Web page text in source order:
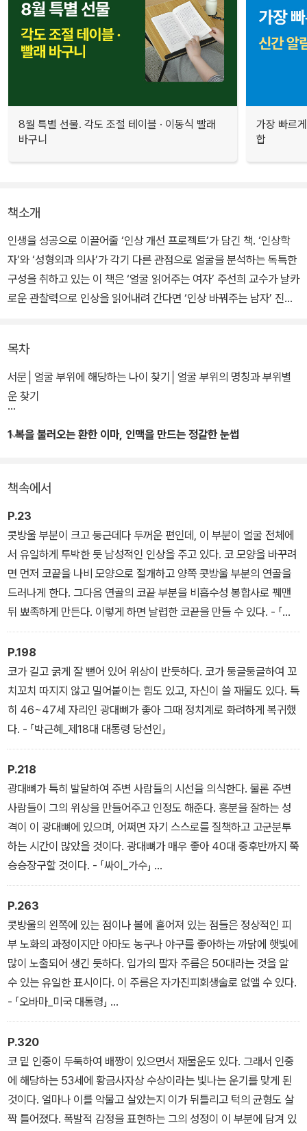
8월 특별 선물. 각도 조절 테이블 · 이동식 빨래
바구니
가장 빠르
합
책소개
인생을 성공으로 이끌어줄 ‘인상 개선 프로젝트’가 담긴 책. ‘인상학
자’와 ‘성형외과 의사’가 각기 다른 관점으로 얼굴을 분석하는 독특한
구성을 취하고 있는 이 책은 ‘얼굴 읽어주는 여자’ 주선희 교수가 날카
로운 관찰력으로 인상을 읽어내려 간다면 ‘인상 바꿔주는 남자’ 진세
은 얼굴들과 마주한 진세훈 원장의 흥미로운 조언도 귀담아들을 만하
다.
이 책은 김수현, 김태희, 싸이, 오바마, 김기덕 등 국내외를 총망라하
여 현재 가장 이슈가 되고 있는 유명인 36명의 얼굴을 살펴본다. 인
오르기까지 인상이 어떻게 변해왔는지 쉽게 풀어서 설명해준다.
목차
서문│얼굴 부위에 해당하는 나이 찾기│얼굴 부위의 명칭과 부위별
운 찾기
1 복을 불러오는 환한 이마, 인맥을 만드는 정갈한 눈썹
책속에서
P.23
콧방울 부분이 크고 둥근데다 두꺼운 편인데, 이 부분이 얼굴 전체에
서 유일하게 투박한 듯 남성적인 인상을 주고 있다. 코 모양을 바꾸려
면 먼저 코끝을 나비 모양으로 절개하고 양쪽 콧방울 부분의 연골을
드러나게 한다. 그다음 연골의 코끝 부분을 비흡수성 봉합사로 꿰맨
뒤 뾰족하게 만든다. 이렇게 하면 날렵한 코끝을 만들 수 있다. - 「김
수현_배우」
P.198
코가 길고 굵게 잘 뻗어 있어 위상이 반듯하다. 코가 둥글둥글하여 꼬
치꼬치 따지지 않고 밀어붙이는 힘도 있고, 자신이 쓸 재물도 있다. 특
히 46~47세 자리인 광대뼈가 좋아 그때 정치계로 화려하게 복귀했
다. - 「박근혜_제18대 대통령 당선인」
P.218
광대뼈가 특히 발달하여 주변 사람들의 시선을 의식한다. 물론 주변
사람들이 그의 위상을 만들어주고 인정도 해준다. 흥분을 잘하는 성
격이 이 광대뼈에 있으며, 어쩌면 자기 스스로를 질책하고 고군분투
하는 시간이 많았을 것이다. 광대뼈가 매우 좋아 40대 중후반까지 쭉
승승장구할 것이다. - 「싸이_가수」
P.263
콧방울의 왼쪽에 있는 점이나 볼에 흩어져 있는 점들은 정상적인 피
부 노화의 과정이지만 아마도 농구나 야구를 좋아하는 까닭에 햇빛에
많이 노출되어 생긴 듯하다. 입가의 팔자 주름은 50대라는 것을 알
수 있는 유일한 표시이다. 이 주름은 자가진피회생술로 없앨 수 있다.
- 「오바마_미국 대통령」
P.320
코 밑 인중이 두둑하여 배짱이 있으면서 재물운도 있다. 그래서 인중
에 해당하는 53세에 황금사자상 수상이라는 빛나는 운기를 맞게 된
것이다. 얼마나 이를 악물고 살았는지 이가 뒤틀리고 턱의 균형도 살
짝 틀어졌다. 폭발적 감정을 표현하는 그의 성정이 이 부분에 담겨 있